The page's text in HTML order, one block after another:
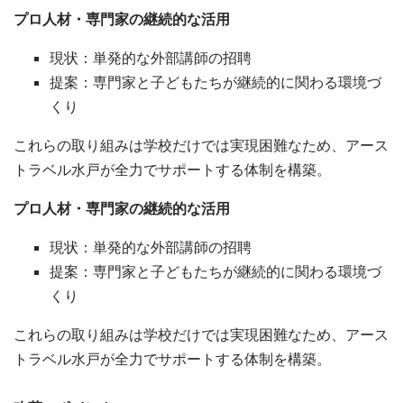
プロ人材・専門家の継続的な活用
現状：単発的な外部講師の招聘
提案：専門家と子どもたちが継続的に関わる環境づ
くり
これらの取り組みは学校だけでは実現困難なため、アース
トラベル水戸が全力でサポートする体制を構築。
プロ人材・専門家の継続的な活用
現状：単発的な外部講師の招聘
提案：専門家と子どもたちが継続的に関わる環境づ
くり
これらの取り組みは学校だけでは実現困難なため、アース
トラベル水戸が全力でサポートする体制を構築。